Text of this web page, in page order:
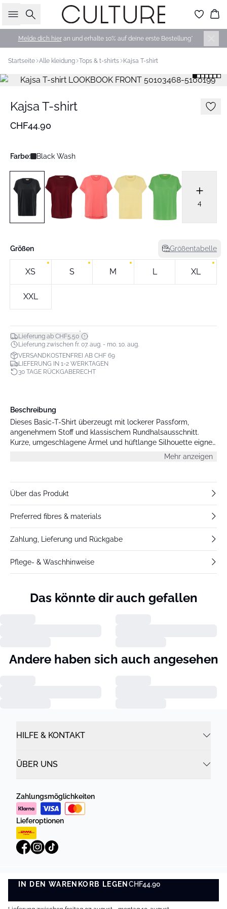
Suche
Melde dich hieran und erhalte 10% auf deine erste Bestellung*
Startseite Alle kleidung Tops & t-shirts Kajsa T-shirt
Kajsa T-shirt
CHF44.90
Farbe: Black Wash
4
Größen Größentabelle
XS S M L XL
XXL
Lieferung ab CHF5.50*
Lieferung zwischen fr. 07. aug. - mo. 10. aug.
VERSANDKOSTENFREI AB CHF 69
LIEFERUNG IN 1-2 WERKTAGEN
30 TAGE RÜCKGABERECHT
IN DEN WARENKORB LEGENCHF44.90
IN DEN WARENKORB LEGEN
Beschreibung
Dieses Basic-T-Shirt überzeugt mit lockerer Passform,
angenehmem Stoff und klassischem Rundhalsausschnitt.
Kurze, umgeschlagene Ärmel und hüftlange Silhouette eignen
Mehr anzeigen
Über das Produkt
Preferred fibres & materials
Zahlung, Lieferung und Rückgabe
Pflege- & Waschhinweise
Das könnte dir auch gefallen
Andere haben sich auch angesehen
HILFE & KONTAKT
ÜBER UNS
Zahlungsmöglichkeiten
Lieferoptionen
Datenschutzrichtlinie Geschäftsbedingungen
©DK Company Online AG 2026